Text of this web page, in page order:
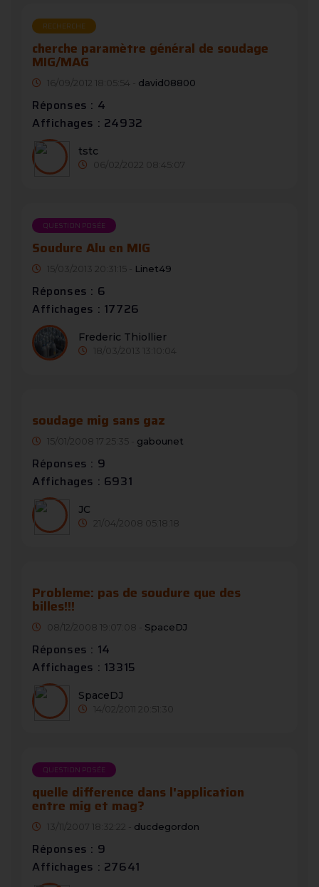
RECHERCHE
cherche paramètre général de soudage
MIG/MAG
16/09/2012 18:05:54 - david08800
Réponses : 4
Affichages : 24932
tstc
06/02/2022 08:45:07
QUESTION POSÉE
Soudure Alu en MIG
15/03/2013 20:31:15 - Linet49
Réponses : 6
Affichages : 17726
Frederic Thiollier
18/03/2013 13:10:04
soudage mig sans gaz
15/01/2008 17:25:35 - gabounet
Réponses : 9
Affichages : 6931
JC
21/04/2008 05:18:18
Probleme: pas de soudure que des
billes!!!
08/12/2008 19:07:08 - SpaceDJ
Réponses : 14
Affichages : 13315
SpaceDJ
14/02/2011 20:51:30
QUESTION POSÉE
quelle difference dans l'application
entre mig et mag?
13/11/2007 18:32:22 - ducdegordon
Réponses : 9
Affichages : 27641